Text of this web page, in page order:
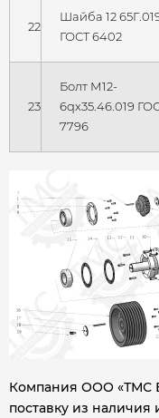
22
Шайба 12
ГОСТ 6402
23
Болт М12-
6qх35.46.019
7796
Компания ООО «ТМС
поставку из